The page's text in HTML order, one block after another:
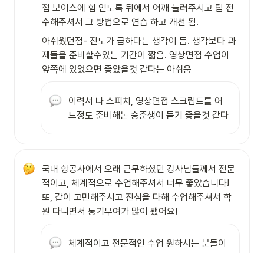
접 보이스에 힘 얻도록 뒤에서 어깨 눌러주시고 팁 전
수해주셔서 그 방법으로 연습 하고 개선 됨.
아쉬웠던점- 진도가 급하다는 생각이 듬. 생각보다 과
제들을 준비할수있는 기간이 짧음. 영상면접 수업이
앞쪽에 있었으면 좋았을것 같다는 아쉬움
이력서 나 스피치, 영상면접 스크립트를 어
국내 항공사에서 오래 근무하셨던 강사님들께서 전문
적이고, 체계적으로 수업해주셔서 너무 좋았습니다!
또, 같이 고민해주시고 진심을 다해 수업해주셔서 학
원 다니면서 동기부여가 많이 됐어요!
체계적이고 전문적인 수업 원하시는 분들이